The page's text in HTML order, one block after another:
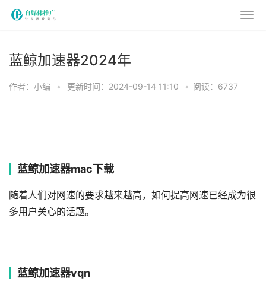
蓝鲸加速器2024年
作者：小编 • 更新时间：2024-09-14 11:10 • 阅读：6737
蓝鲸加速器mac下载
随着人们对网速的要求越来越高，如何提高网速已经成为很
多用户关心的话题。
蓝鲸加速器vqn